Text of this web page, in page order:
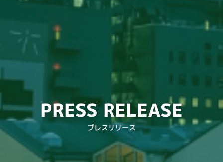
PRESS RELEASE
プレスリリース